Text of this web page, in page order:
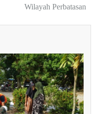
Wilayah Perbatasan